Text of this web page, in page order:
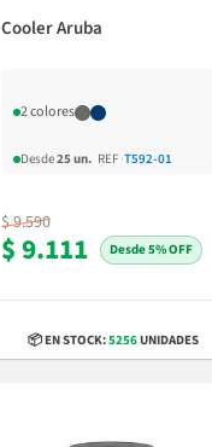
Cooler Aruba
2 colores
Desde25 un. REF ·T592-01
$ 9.590
$ 9.111 5% OFF
📦 EN STOCK:5256UNIDADES